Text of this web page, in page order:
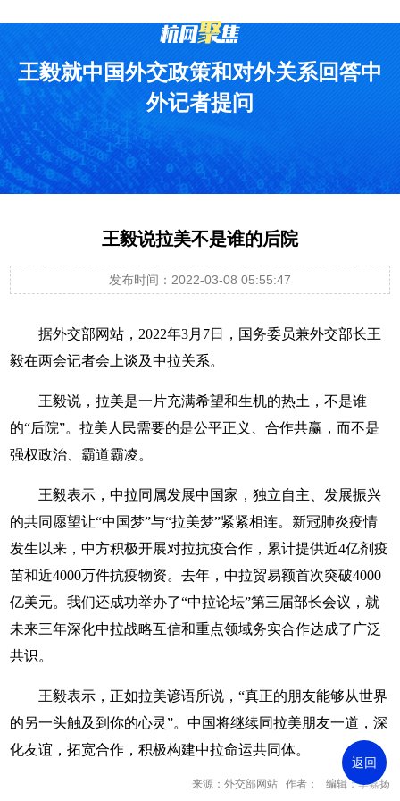
王毅就中国外交政策和对外关系回答中
外记者提问
返回
王毅说拉美不是谁的后院
发布时间：2022-03-08 05:55:47
据外交部网站，2022年3月7日，国务委员兼外交部长王
毅在两会记者会上谈及中拉关系。
王毅说，拉美是一片充满希望和生机的热土，不是谁
的“后院”。拉美人民需要的是公平正义、合作共赢，而不是
强权政治、霸道霸凌。
王毅表示，中拉同属发展中国家，独立自主、发展振兴
的共同愿望让“中国梦”与“拉美梦”紧紧相连。新冠肺炎疫情
发生以来，中方积极开展对拉抗疫合作，累计提供近4亿剂疫
苗和近4000万件抗疫物资。去年，中拉贸易额首次突破4000
亿美元。我们还成功举办了“中拉论坛”第三届部长会议，就
未来三年深化中拉战略互信和重点领域务实合作达成了广泛
共识。
王毅表示，正如拉美谚语所说，“真正的朋友能够从世界
的另一头触及到你的心灵”。中国将继续同拉美朋友一道，深
化友谊，拓宽合作，积极构建中拉命运共同体。
来源：外交部网站 作者： 编辑：李嘉扬